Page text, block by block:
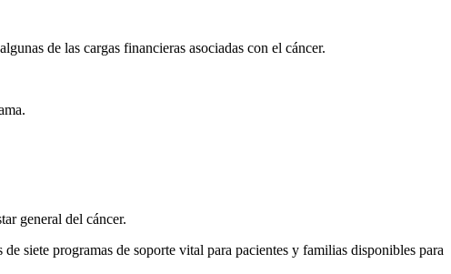
de las cargas financieras asociadas con el cáncer.
general del cáncer.
siete programas de soporte vital para pacientes y familias disponibles para